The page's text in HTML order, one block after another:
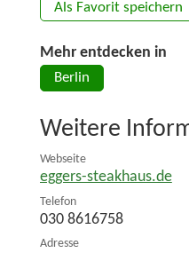
Als Favorit speichern
Mehr entdecken in
Berlin
Weitere
Webseite
eggers-steakhaus.de
Telefon
030 8616758
Adresse